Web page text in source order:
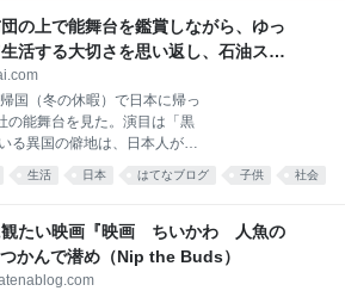
の上で能舞台を鑑賞しながら、ゆっ
活する大切さを思い返し、石油スト
代の懐かしい一場面を思い出したこ
して
国（冬の休暇）で日本に帰っ
の能舞台を見た。演目は「黒
る異国の僻地は、日本人がほ
本を感じられるものがほとん
に帰った時にはついつい、反
の境地でそんな気持ちは殺し
空港に降り立ち、いざ久しぶ
身が食べたい、寿司が食べ
生活 日本 はてなブログ 子供 社会
観たい映画『映画 ちいかわ 人魚の
かんで潜め（Nip the Buds）